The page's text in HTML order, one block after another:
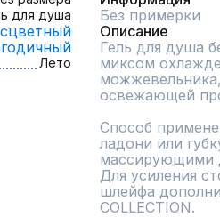
для душа
Лето
Без примерки
Описание
Гель для душа
миксом
освежающей
Способ
ладони или
массирующими
Для усиления
шлейфа
COLLECTION.